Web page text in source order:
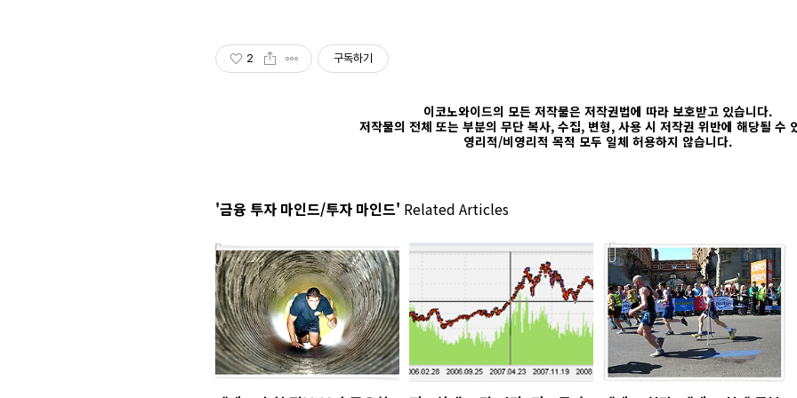
2 구독하기
이코노와이드의 모든 저작물은 저작권법에 따라 보호받고 있습니다.
저작물의 전체 또는 부분의 무단 복사, 수집, 변형, 사용 시 저작권 위반에 해당될 수
영리적/비영리적 목적 모두 일체 허용하지 않습니다.
'금융 투자 마인드/투자 마인드' Related Articles